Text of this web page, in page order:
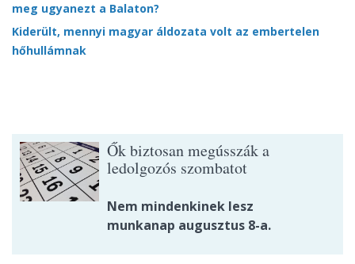
meg ugyanezt a Balaton?
Kiderült, mennyi magyar áldozata volt az embertelen
hőhullámnak
Ők biztosan megússzák a
ledolgozós szombatot
Nem mindenkinek lesz
munkanap augusztus 8-a.